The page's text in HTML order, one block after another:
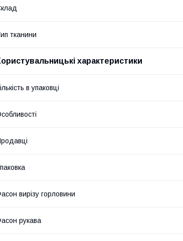
тканини
характеристики
в упаковці
вирізу горловини
рукава